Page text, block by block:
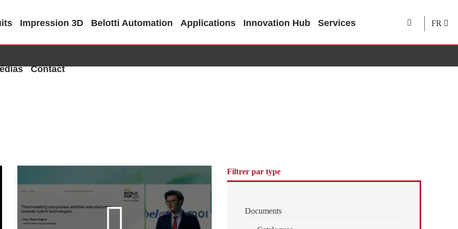
Impression 3D Belotti Automation Applications Innovation Hub Services
Contact
FR
Filtrer par type
Documents